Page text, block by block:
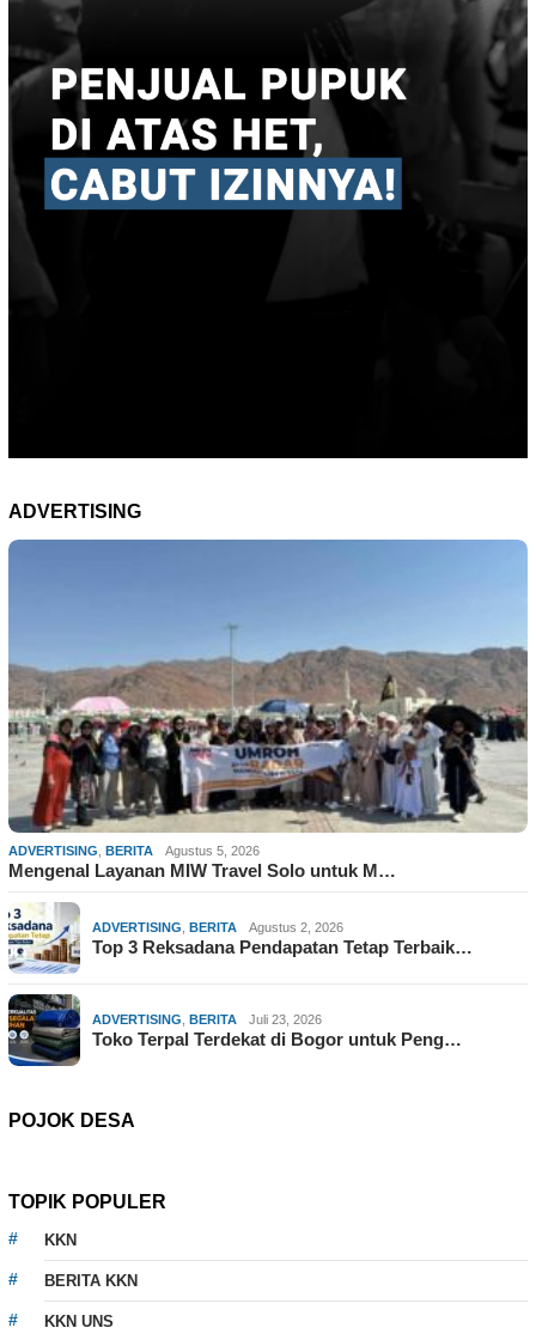
ADVERTISING
ADVERTISING, BERITA Agustus 5, 2026
Mengenal Layanan MIW Travel Solo untuk M…
ADVERTISING, BERITA Agustus 2, 2026
Top 3 Reksadana Pendapatan Tetap Terbaik…
ADVERTISING, BERITA Juli 23, 2026
Toko Terpal Terdekat di Bogor untuk Peng…
POJOK DESA
TOPIK POPULER
KKN
BERITA KKN
KKN UNS